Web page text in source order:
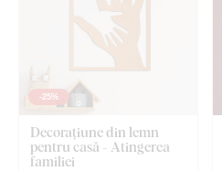
-25%
Decorațiune din lemn
pentru casă - Atingerea
familiei